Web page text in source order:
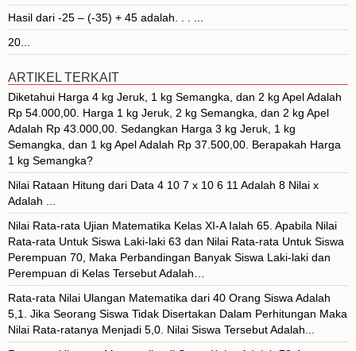
Hasil dari -25 – (-35) + 45 adalah. . . ...
20...
ARTIKEL TERKAIT
Diketahui Harga 4 kg Jeruk, 1 kg Semangka, dan 2 kg Apel Adalah
Rp 54.000,00. Harga 1 kg Jeruk, 2 kg Semangka, dan 2 kg Apel
Adalah Rp 43.000,00. Sedangkan Harga 3 kg Jeruk, 1 kg
Semangka, dan 1 kg Apel Adalah Rp 37.500,00. Berapakah Harga
1 kg Semangka?
Nilai Rataan Hitung dari Data 4 10 7 x 10 6 11 Adalah 8 Nilai x
Adalah ...
Nilai Rata-rata Ujian Matematika Kelas XI-A Ialah 65. Apabila Nilai
Rata-rata Untuk Siswa Laki-laki 63 dan Nilai Rata-rata Untuk Siswa
Perempuan 70, Maka Perbandingan Banyak Siswa Laki-laki dan
Perempuan di Kelas Tersebut Adalah…
Rata-rata Nilai Ulangan Matematika dari 40 Orang Siswa Adalah
5,1. Jika Seorang Siswa Tidak Disertakan Dalam Perhitungan Maka
Nilai Rata-ratanya Menjadi 5,0. Nilai Siswa Tersebut Adalah...